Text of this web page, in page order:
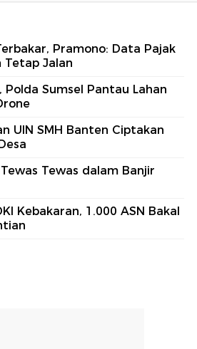
Pramono: Data Pajak
Tetap Jalan
Sumsel Pantau Lahan
UIN SMH Banten Ciptakan
Tewas dalam Banjir
Kebakaran, 1.000 ASN Bakal